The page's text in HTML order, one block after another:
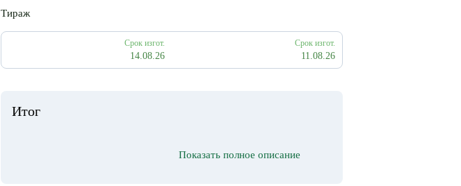
Тираж
Срок изгот.
14.08.26
Срок изгот.
11.08.26
Итог
Показать полное описание